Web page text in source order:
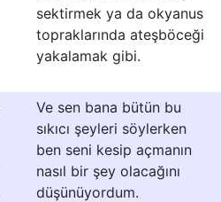
sektirmek ya da okyanus
topraklarında ateşböceği
yakalamak gibi.
Ve sen bana bütün bu
sıkıcı şeyleri söylerken
ben seni kesip açmanın
nasıl bir şey olacağını
düşünüyordum.